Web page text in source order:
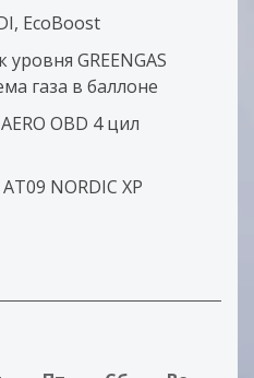
EcoBoost
GREENGAS
газа в баллоне
OBD 4 цил
NORDIC XP